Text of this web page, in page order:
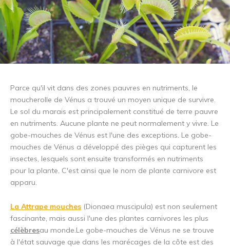
Parce qu'il vit dans des zones pauvres en nutriments, le
moucherolle de Vénus a trouvé un moyen unique de survivre.
Le sol du marais est principalement constitué de terre pauvre
en nutriments. Aucune plante ne peut normalement y vivre. Le
gobe-mouches de Vénus est l'une des exceptions. Le gobe-
mouches de Vénus a développé des pièges qui capturent les
insectes, lesquels sont ensuite transformés en nutriments
pour la plante. C'est ainsi que le nom de plante carnivore est
apparu.
La Attrape mouches (Dionaea muscipula) est non seulement
fascinante, mais aussi l'une des plantes carnivores les plus
célèbresau monde.Le gobe-mouches de Vénus ne se trouve
à l'état sauvage que dans les marécages de la côte est des